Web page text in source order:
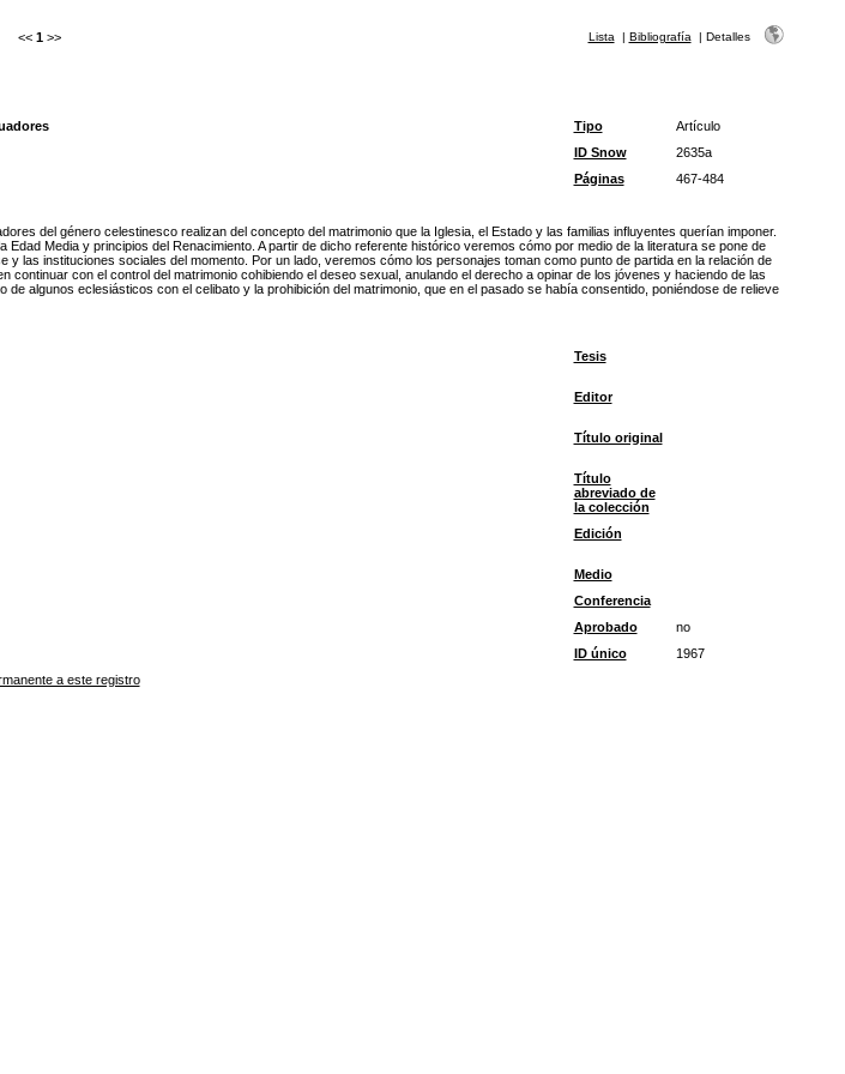
<< 1 >> Lista | Bibliografía | Detalles
Tipo
Artículo
ID Snow
2635a
Páginas
467-484
del género celestinesco realizan del concepto del matrimonio que la Iglesia, el Estado y las familias influyentes querían imponer.
Media y principios del Renacimiento. A partir de dicho referente histórico veremos cómo por medio de la literatura se pone de
las instituciones sociales del momento. Por un lado, veremos cómo los personajes toman como punto de partida en la relación de
con el control del matrimonio cohibiendo el deseo sexual, anulando el derecho a opinar de los jóvenes y haciendo de las
algunos eclesiásticos con el celibato y la prohibición del matrimonio, que en el pasado se había consentido, poniéndose de relieve
Tesis
Editor
Título original
Título
abreviado de
la colección
Edición
Medio
Conferencia
Aprobado
no
ID único
1967
a este registro